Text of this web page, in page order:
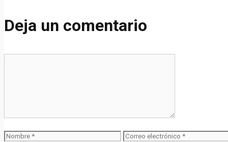
Deja un comentario
Nombre
Correo